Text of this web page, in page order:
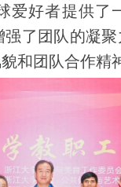
爱好者提供了
了团队的凝
和团队合作精